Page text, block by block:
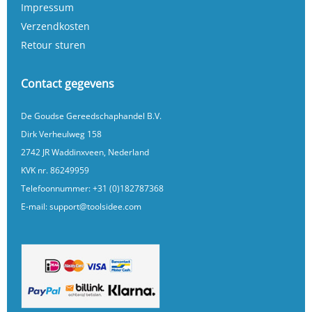
Impressum
Verzendkosten
Retour sturen
Contact gegevens
De Goudse Gereedschaphandel B.V.
Dirk Verheulweg 158
2742 JR Waddinxveen, Nederland
KVK nr. 86249959
Telefoonnummer:+31 (0)182787368
E-mail:support@toolsidee.com